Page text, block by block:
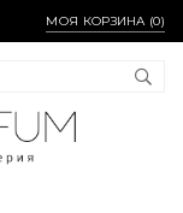
МОЯ КОРЗИНА (0)